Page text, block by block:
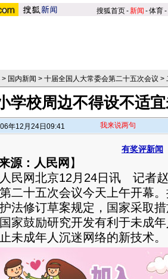
搜狐首页-新闻 -体育-
> 国内新闻 > 十届全国人大常委会第二十五次会议 >
学校周边不得设不适
年12月24日09:41 我来说两句
有奖评新闻
源：人民网 】
网北京12月24日讯 记者赵
二十五次会议今天上午开幕
法修订草案规定，国家采取
家鼓励研究开发有利于未成
未成年人沉迷网络的新技术。